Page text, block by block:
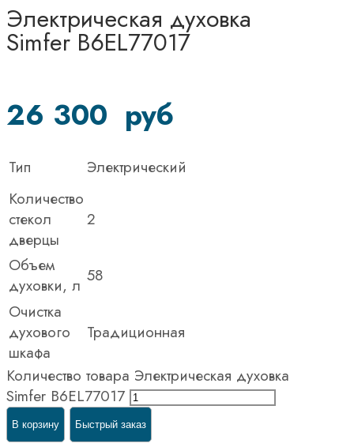
Электрическая духовка
Simfer B6EL77017
26 300 руб
Тип
Электрический
Количество
стекол
дверцы
2
Объем
духовки, л 58
Очистка
духового
шкафа
Традиционная
Количество товара Электрическая духовка
Simfer B6EL77017
В корзину Быстрый заказ